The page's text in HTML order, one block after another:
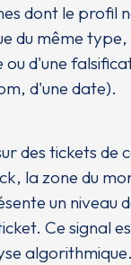
dont le profil
du même type,
d'une
d'une date).
des tickets de
la zone du
un niveau
Ce signal
algorithmique.